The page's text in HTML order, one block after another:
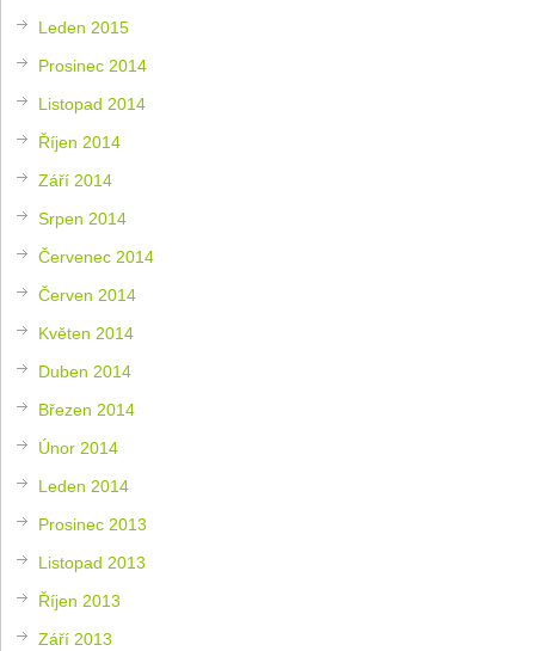
Leden 2015
Prosinec 2014
Listopad 2014
Říjen 2014
Září 2014
Srpen 2014
Červenec 2014
Červen 2014
Květen 2014
Duben 2014
Březen 2014
Únor 2014
Leden 2014
Prosinec 2013
Listopad 2013
Říjen 2013
Září 2013